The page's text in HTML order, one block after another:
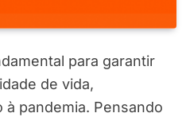
para garantir
de vida,
pandemia. Pensando